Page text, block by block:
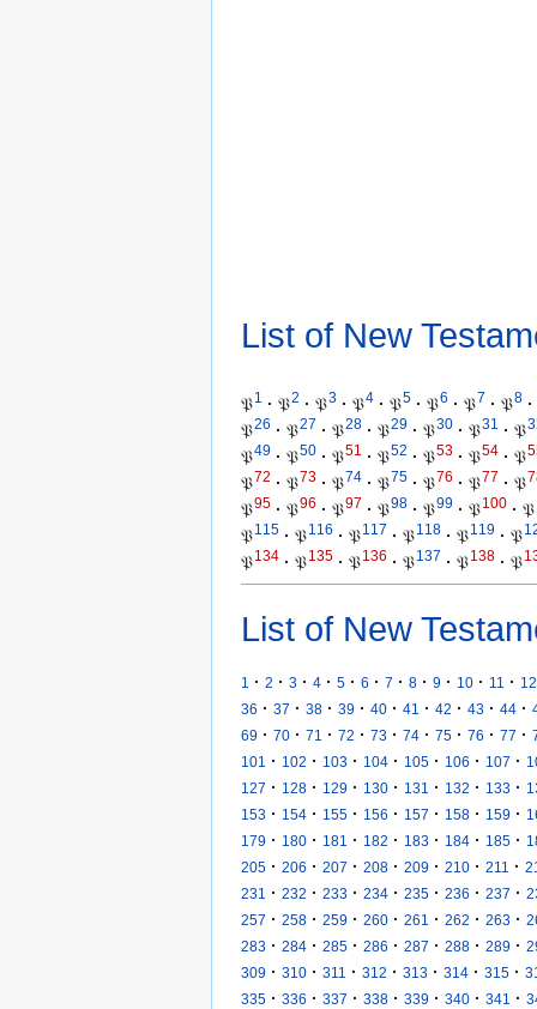
List of New
𝔓1 · 𝔓2 · 𝔓3 · 𝔓4 · 𝔓5 · 𝔓6 · 𝔓7 · 𝔓8 ·
𝔓26 · 𝔓27 · 𝔓28 · 𝔓29 · 𝔓30 · 𝔓31 · 𝔓
𝔓49 · 𝔓50 · 𝔓51 · 𝔓52 · 𝔓53 · 𝔓54 · 𝔓
𝔓72 · 𝔓73 · 𝔓74 · 𝔓75 · 𝔓76 · 𝔓77 · 𝔓
𝔓95 · 𝔓96 · 𝔓97 · 𝔓98 · 𝔓99 · 𝔓100 · 𝔓
𝔓115 · 𝔓116 · 𝔓117 · 𝔓118 · 𝔓119 · 𝔓
𝔓134 · 𝔓135 · 𝔓136 · 𝔓137 · 𝔓138 · 𝔓
List of New
1 · 2 · 3 · 4 · 5 · 6 · 7 · 8 · 9 · 10 · 11 · 12
36 · 37 · 38 · 39 · 40 · 41 · 42 · 43 · 44 ·
69 · 70 · 71 · 72 · 73 · 74 · 75 · 76 · 77 ·
101
· 102 · 103 · 104 · 105 · 106 · 107 ·
127 · 128 · 129 · 130 · 131 · 132 · 133 ·
153 · 154 · 155 · 156 · 157 · 158 · 159 ·
179 · 180 · 181 · 182 · 183 · 184 · 185 ·
205 · 206 · 207 · 208 · 209 · 210 · 211 ·
231
· 232 · 233 · 234 · 235 · 236 · 237 ·
257 · 258 · 259 · 260 · 261 · 262 · 263 ·
283 · 284 · 285 · 286 · 287 · 288 · 289 ·
309 · 310 · 311 · 312 · 313 · 314 · 315 ·
335 · 336 · 337 · 338 · 339 · 340 · 341 ·